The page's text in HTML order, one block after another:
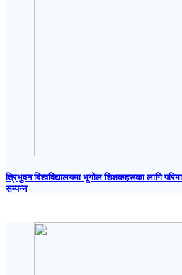
त्रिभुवन विश्वविद्यालयमा भूगोल शिक्षकहरूका लागि
सम्पन्न